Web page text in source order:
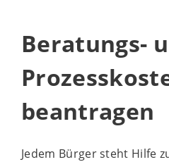
Beratungs-
beantragen
Jedem Bürger steht Hilfe